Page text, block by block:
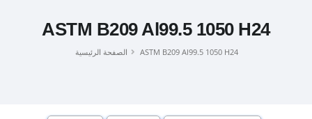
ASTM B209 Al99.5 1050 H24
الصفحة الرئيسية ASTM B209 Al99.5 1050 H24